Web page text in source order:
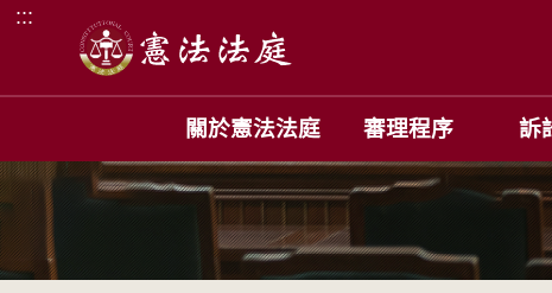
跳到主要內容區塊
:::
關於憲法法庭 審理程序 訴